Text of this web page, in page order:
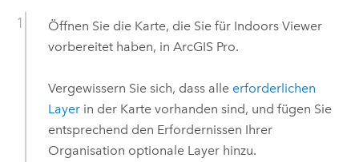
Öffnen Sie die Karte, die Sie für Indoors Viewer
vorbereitet haben, in ArcGIS Pro.
Vergewissern Sie sich, dass alle erforderlichen
Layerin der Karte vorhanden sind, und fügen Sie
entsprechend den Erfordernissen Ihrer
Organisation optionale Layer hinzu.